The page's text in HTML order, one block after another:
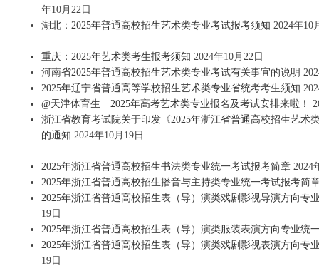
年10月22日
湖北：2025年普通高校招生艺术类专业考试报考须知 2024年10
重庆：2025年艺术类考生报考须知 2024年10月22日
河南省2025年普通高校招生艺术类专业考试有关事宜的说明
2025年辽宁省普通高等学校招生艺术类专业省统考考生须知
@天津体育生︱2025年高考艺术类专业报名及考试安排来啦！
浙江省教育考试院关于印发《2025年浙江省普通高校招生艺术
的通知 2024年10月19日
2025年浙江省普通高校招生书法类专业统一考试报考简章2024
2025年浙江省普通高校招生播音与主持类专业统一考试报考简
2025年浙江省普通高校招生表（导）演类戏剧影视导演方向专
19日
2025年浙江省普通高校招生表（导）演类服装表演方向专业统
2025年浙江省普通高校招生表（导）演类戏剧影视表演方向专
19日